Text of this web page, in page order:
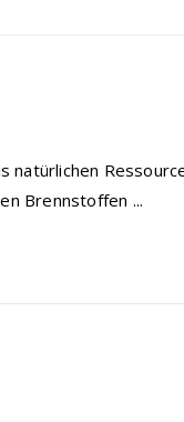
natürlichen
Brennstoffen ...